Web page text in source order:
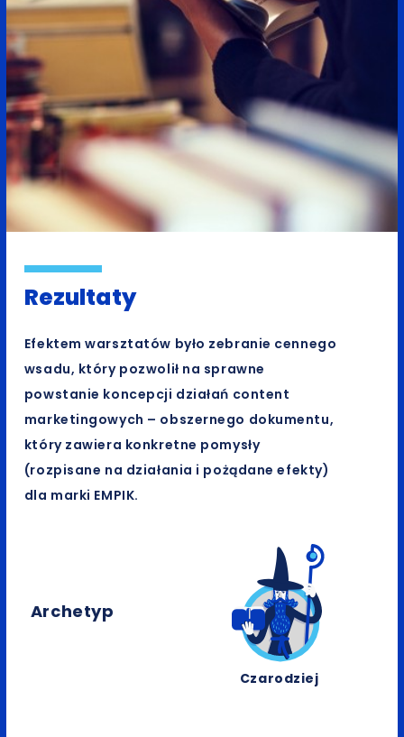
Rezultaty
Efektem warsztatów było zebranie cennego
wsadu, który pozwolił na sprawne
powstanie koncepcji działań content
marketingowych – obszernego dokumentu,
który zawiera konkretne pomysły
(rozpisane na działania i pożądane efekty)
dla marki EMPIK.
Archetyp
Czarodziej